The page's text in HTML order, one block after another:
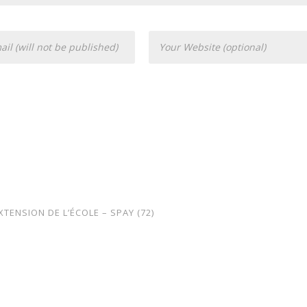
DE L’ÉCOLE – SPAY (72)